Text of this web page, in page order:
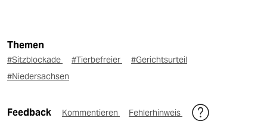
Themen
#Sitzblockade #Tierbefreier
#Gerichtsurteil
#Niedersachsen
Feedback Kommentieren Fehlerhinweis